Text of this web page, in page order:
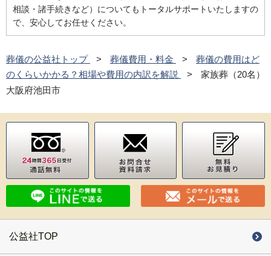
相談・諸手続きなど）についてもトータルサポートいたしますの
で、安心してお任せください。
葬儀の公益社トップ 葬儀費用・料金
葬儀の費用はど
のくらいかかる？相場や費用の内訳を解説
家族葬（20名）
大阪府池田市
公益社TOP